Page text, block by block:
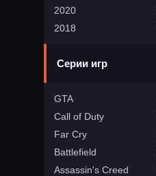
2020
2018
Серии игр
GTA
Call of Duty
Far Cry
Battlefield
Assassin's Creed